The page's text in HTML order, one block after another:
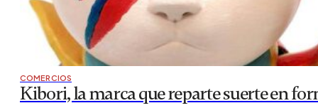
COMERCIOS
Kibori, la marca que reparte suerte en